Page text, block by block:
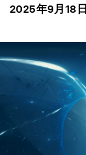
2025年9月18日